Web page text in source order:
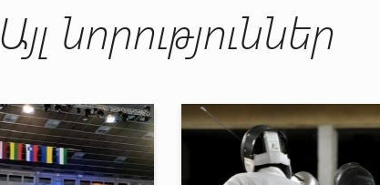
Այլ նորություններ